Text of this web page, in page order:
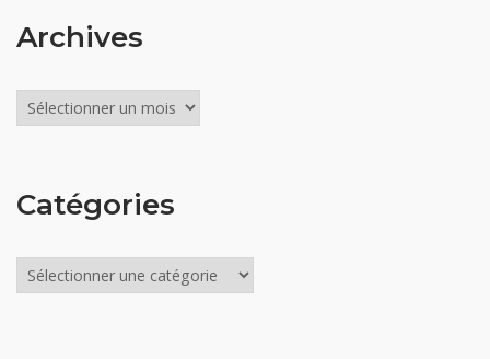
Archives
Archives
Catégories
Catégories